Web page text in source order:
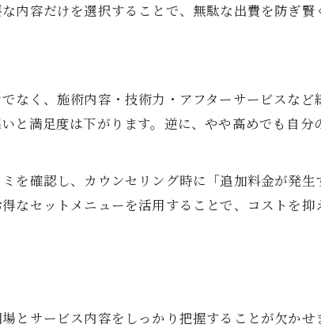
美容室料金とアクセスの関係性を解説
容だけを選択することで、無駄な出費を防ぎ賢
なく、施術内容・技術力・アフターサービスな
と満足度は下がります。逆に、やや高めでも自分
を確認し、カウンセリング時に「追加料金が発
なセットメニューを活用することで、コストを
とサービス内容をしっかり把握することが欠かせ